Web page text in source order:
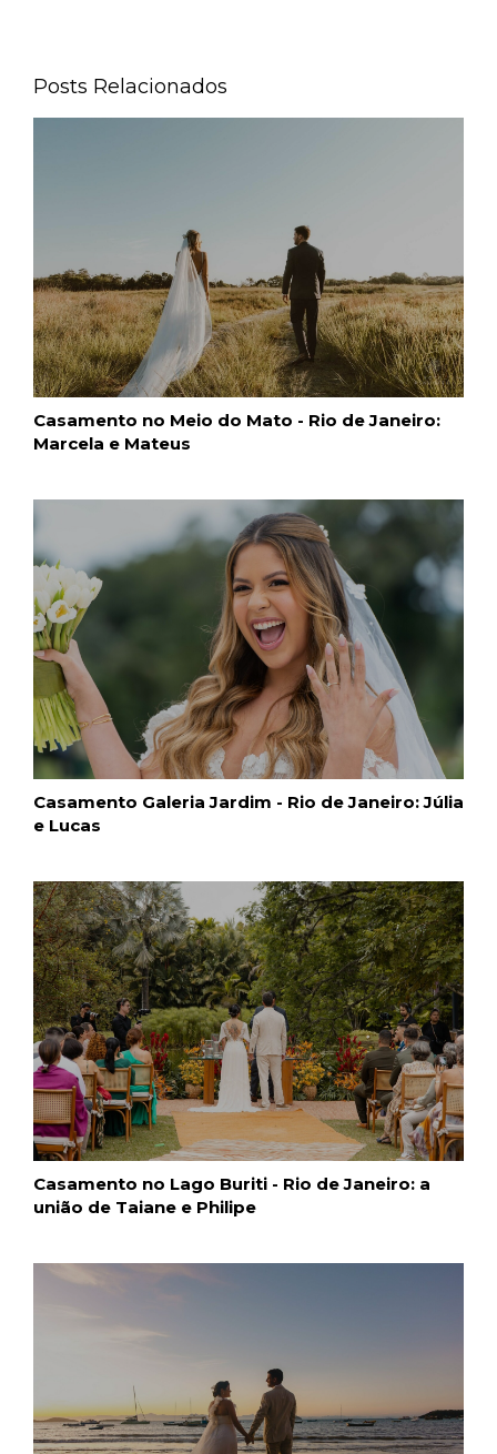
Posts Relacionados
Casamento no Meio do Mato - Rio de Janeiro:
Marcela e Mateus
Casamento Galeria Jardim - Rio de Janeiro: Júlia
e Lucas
Casamento no Lago Buriti - Rio de Janeiro: a
união de Taiane e Philipe